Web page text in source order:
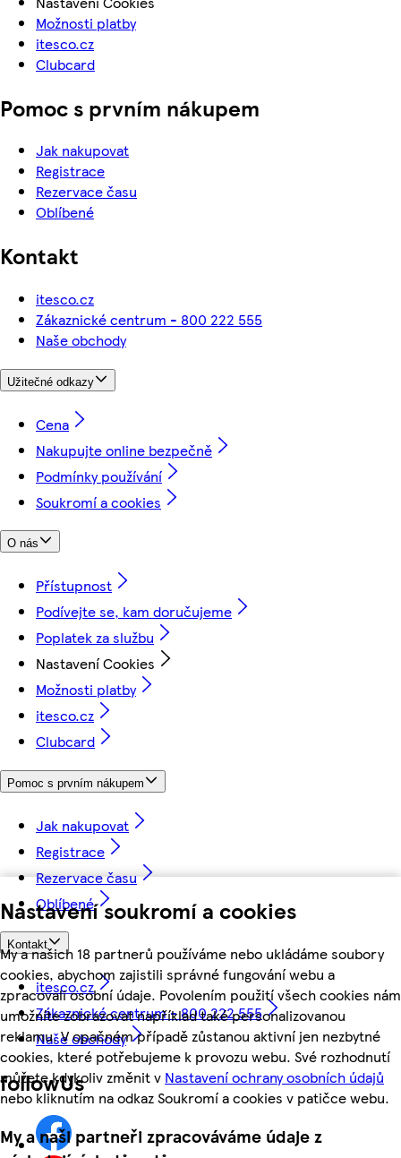
Nastavení soukromí a cookies
My a našich 18 partnerů používáme nebo ukládáme soubory
cookies, abychom zajistili správné fungování webu a
zpracovali osobní údaje. Povolením použití všech cookies nám
umožníte zobrazovat například také personalizovanou
reklamu. V opačném případě zůstanou aktivní jen nezbytné
cookies, které potřebujeme k provozu webu. Své rozhodnutí
můžete kdykoliv změnit v Nastavení ochrany osobních údajů
nebo kliknutím na odkaz Soukromí a cookies v patičce webu.
My a naši partneři zpracováváme údaje z
Možnosti platby
itesco.cz
Clubcard
Pomoc s prvním nákupem
Jak nakupovat
Registrace
Rezervace času
Oblíbené
Kontakt
itesco.cz
Zákaznické centrum - 800 222 555
Naše obchody
Užitečné odkazy
Cena
Nakupujte online bezpečně
Podmínky používání
Soukromí a cookies
O nás
Přístupnost
Podívejte se, kam doručujeme
Poplatek za službu
Nastavení Cookies
Možnosti platby
itesco.cz
Clubcard
Pomoc s prvním nákupem
Jak nakupovat
Registrace
Rezervace času
Oblíbené
Kontakt
itesco.cz
Zákaznické centrum - 800 222 555
Naše obchody
followUs